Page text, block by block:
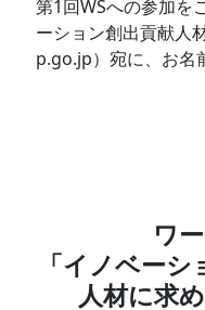
第1回WSへの参加を
ーション創出貢献人
p.go.jp）宛に、お名
ワ
「イノベー
人材に求